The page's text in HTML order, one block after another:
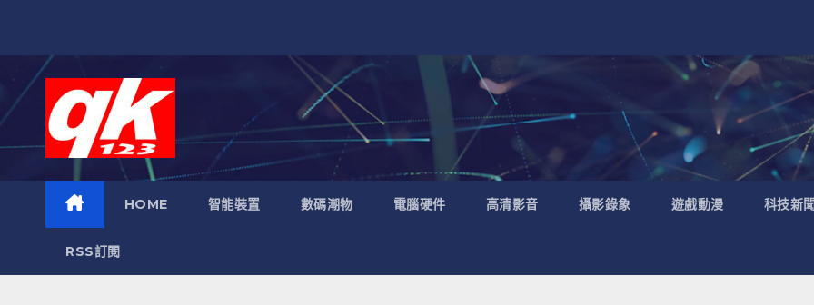
HOME 智能裝置 數碼潮物 電腦硬件 高清影音 攝影錄象 遊戲動漫 科技新
RSS訂閱